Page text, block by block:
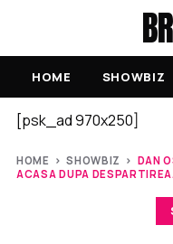
HOME SHOWBIZ
[psk_ad 970x250]
HOME ›SHOWBIZ › DAN
ACASA DUPA